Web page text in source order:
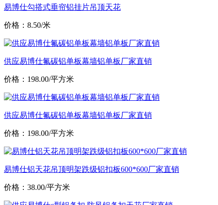
易博仕勾搭式垂帘铝挂片吊顶天花
价格：8.50/米
供应易博仕氟碳铝单板幕墙铝单板厂家直销
价格：198.00/平方米
供应易博仕氟碳铝单板幕墙铝单板厂家直销
价格：198.00/平方米
易博仕铝天花吊顶明架跌级铝扣板600*600厂家直销
价格：38.00/平方米